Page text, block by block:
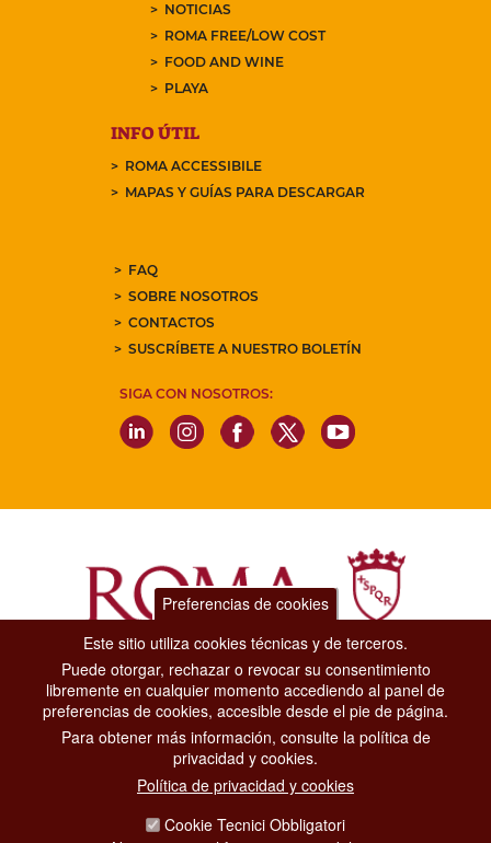
NOTICIAS
ROMA FREE/LOW COST
FOOD AND WINE
PLAYA
INFO ÚTIL
ROMA ACCESSIBILE
MAPAS Y GUÍAS PARA DESCARGAR
FAQ
SOBRE NOSOTROS
CONTACTOS
SUSCRÍBETE A NUESTRO BOLETÍN
SIGA CON NOSOTROS:
Dipartimento Grandi Eventi, Sport, Turismo e Moda.
Via di San Basilio, 51
00187 Roma
CONTACT CENTER TEL. 06 06 08
CONTATTA LA REDAZIONE
Preferencias de cookies
Este sitio utiliza cookies técnicas y de terceros.
Puede otorgar, rechazar o revocar su consentimiento
libremente en cualquier momento accediendo al panel de
preferencias de cookies, accesible desde el pie de página.
Para obtener más información, consulte la política de
privacidad y cookies.
Política de privacidad y cookies
Cookie Tecnici Obbligatori